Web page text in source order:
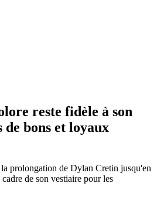
reste fidèle à son
de bons et loyaux
prolongation de Dylan Cretin jusqu'en
de son vestiaire pour les